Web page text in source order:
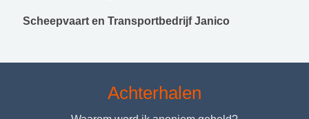
Scheepvaart en Transportbedrijf Janico
Achterhalen